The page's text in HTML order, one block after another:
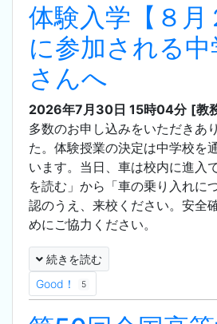
体験入学【８月
に参加される
さんへ
2026年7月30日 15時04分 [教
多数のお申し込みをいただきあ
た。体験授業の決定は中学校を
います。当日、車は校内に進入
を読む」から「車の乗り入れに
認のうえ、来校ください。安全
めにご協力ください。
続きを読む
Good！
5